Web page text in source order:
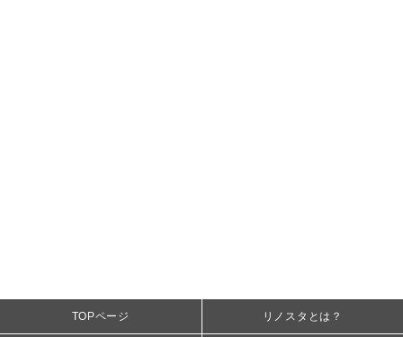
TOPページ リノスタとは？